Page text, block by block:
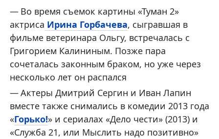
Во время съемок картины «Туман 2»
актриса Ирина Горбачева, сыгравшая в
фильме ветеринара Ольгу, встречалась с
Григорием Калининым. Позже пара
сочеталась законным браком, но уже через
несколько лет он распался
Актеры Дмитрий Сергин и Иван Лапин
вместе также снимались в комедии 2013 года
«Горько!» и сериалах «Дело чести» (2013) и
«Служба 21, или Мыслить надо позитивно»